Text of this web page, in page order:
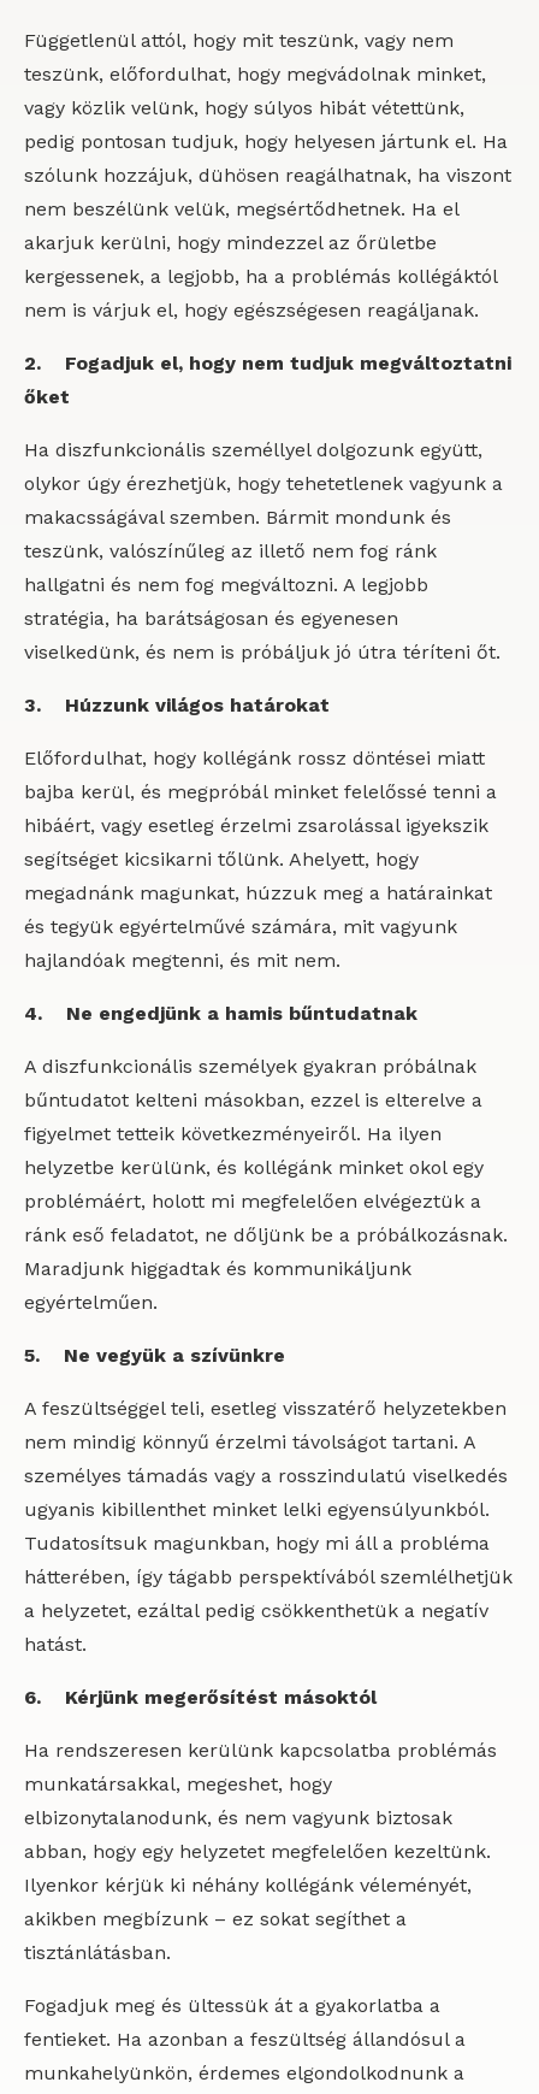
Függetlenül attól, hogy mit teszünk, vagy nem
teszünk, előfordulhat, hogy megvádolnak minket,
vagy közlik velünk, hogy súlyos hibát vétettünk,
pedig pontosan tudjuk, hogy helyesen jártunk el. Ha
szólunk hozzájuk, dühösen reagálhatnak, ha viszont
nem beszélünk velük, megsértődhetnek. Ha el
akarjuk kerülni, hogy mindezzel az őrületbe
kergessenek, a legjobb, ha a problémás kollégáktól
nem is várjuk el, hogy egészségesen reagáljanak.
2. Fogadjuk el, hogy nem tudjuk megváltoztatni
őket
Ha diszfunkcionális személlyel dolgozunk együtt,
olykor úgy érezhetjük, hogy tehetetlenek vagyunk a
makacsságával szemben. Bármit mondunk és
teszünk, valószínűleg az illető nem fog ránk
hallgatni és nem fog megváltozni. A legjobb
stratégia, ha barátságosan és egyenesen
viselkedünk, és nem is próbáljuk jó útra téríteni őt.
3. Húzzunk világos határokat
Előfordulhat, hogy kollégánk rossz döntései miatt
bajba kerül, és megpróbál minket felelőssé tenni a
hibáért, vagy esetleg érzelmi zsarolással igyekszik
segítséget kicsikarni tőlünk. Ahelyett, hogy
megadnánk magunkat, húzzuk meg a határainkat
és tegyük egyértelművé számára, mit vagyunk
hajlandóak megtenni, és mit nem.
4. Ne engedjünk a hamis bűntudatnak
A diszfunkcionális személyek gyakran próbálnak
bűntudatot kelteni másokban, ezzel is elterelve a
figyelmet tetteik következményeiről. Ha ilyen
helyzetbe kerülünk, és kollégánk minket okol egy
problémáért, holott mi megfelelően elvégeztük a
ránk eső feladatot, ne dőljünk be a próbálkozásnak.
Maradjunk higgadtak és kommunikáljunk
egyértelműen.
5. Ne vegyük a szívünkre
A feszültséggel teli, esetleg visszatérő helyzetekben
nem mindig könnyű érzelmi távolságot tartani. A
személyes támadás vagy a rosszindulatú viselkedés
ugyanis kibillenthet minket lelki egyensúlyunkból.
Tudatosítsuk magunkban, hogy mi áll a probléma
hátterében, így tágabb perspektívából szemlélhetjük
a helyzetet, ezáltal pedig csökkenthetük a negatív
hatást.
6. Kérjünk megerősítést másoktól
Ha rendszeresen kerülünk kapcsolatba problémás
munkatársakkal, megeshet, hogy
elbizonytalanodunk, és nem vagyunk biztosak
abban, hogy egy helyzetet megfelelően kezeltünk.
Ilyenkor kérjük ki néhány kollégánk véleményét,
akikben megbízunk – ez sokat segíthet a
tisztánlátásban.
Fogadjuk meg és ültessük át a gyakorlatba a
fentieket. Ha azonban a feszültség állandósul a
munkahelyünkön, érdemes elgondolkodnunk a